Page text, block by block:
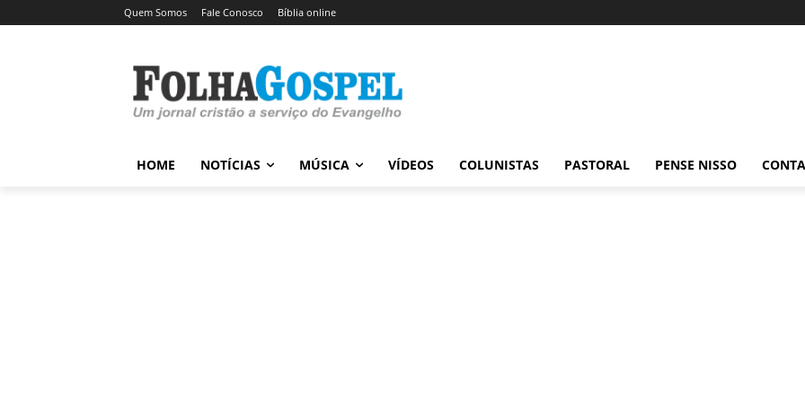
Quem Somos Fale Conosco Bíblia online
HOME NOTÍCIAS MÚSICA VÍDEOS COLUNISTAS PASTORAL PENSE NISSO